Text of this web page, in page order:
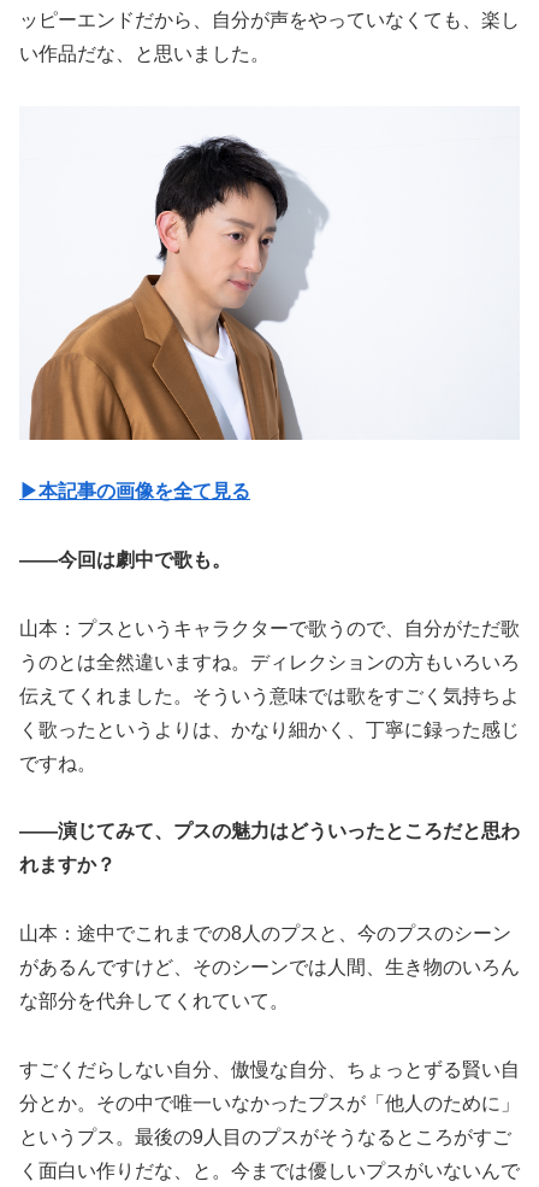
ッピーエンドだから、自分が声をやっていなくても、楽し
い作品だな、と思いました。
▶︎本記事の画像を全て見る
――今回は劇中で歌も。
山本：プスというキャラクターで歌うので、自分がただ歌
うのとは全然違いますね。ディレクションの方もいろいろ
伝えてくれました。そういう意味では歌をすごく気持ちよ
く歌ったというよりは、かなり細かく、丁寧に録った感じ
ですね。
――演じてみて、プスの魅力はどういったところだと思わ
れますか？
山本：途中でこれまでの8人のプスと、今のプスのシーン
があるんですけど、そのシーンでは人間、生き物のいろん
な部分を代弁してくれていて。
すごくだらしない自分、傲慢な自分、ちょっとずる賢い自
分とか。その中で唯一いなかったプスが「他人のために」
というプス。最後の9人目のプスがそうなるところがすご
く面白い作りだな、と。今までは優しいプスがいないんで